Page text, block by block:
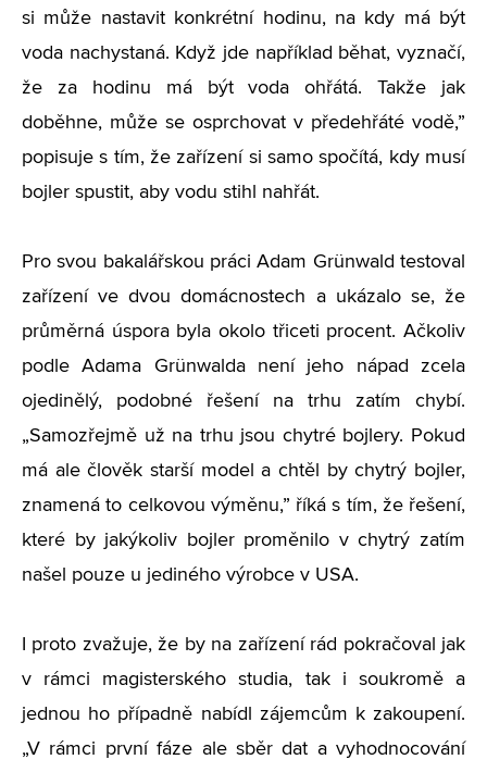
si může nastavit konkrétní hodinu, na kdy má být
voda nachystaná. Když jde například běhat, vyznačí,
že za hodinu má být voda ohřátá. Takže jak
doběhne, může se osprchovat v předehřáté vodě,”
popisuje s tím, že zařízení si samo spočítá, kdy musí
bojler spustit, aby vodu stihl nahřát.
Pro svou bakalářskou práci Adam Grünwald testoval
zařízení ve dvou domácnostech a ukázalo se, že
průměrná úspora byla okolo třiceti procent. Ačkoliv
podle Adama Grünwalda není jeho nápad zcela
ojedinělý, podobné řešení na trhu zatím chybí.
„Samozřejmě už na trhu jsou chytré bojlery. Pokud
má ale člověk starší model a chtěl by chytrý bojler,
znamená to celkovou výměnu,” říká s tím, že řešení,
které by jakýkoliv bojler proměnilo v chytrý zatím
našel pouze u jediného výrobce v USA.
I proto zvažuje, že by na zařízení rád pokračoval jak
v rámci magisterského studia, tak i soukromě a
jednou ho případně nabídl zájemcům k zakoupení.
„V rámci první fáze ale sběr dat a vyhodnocování